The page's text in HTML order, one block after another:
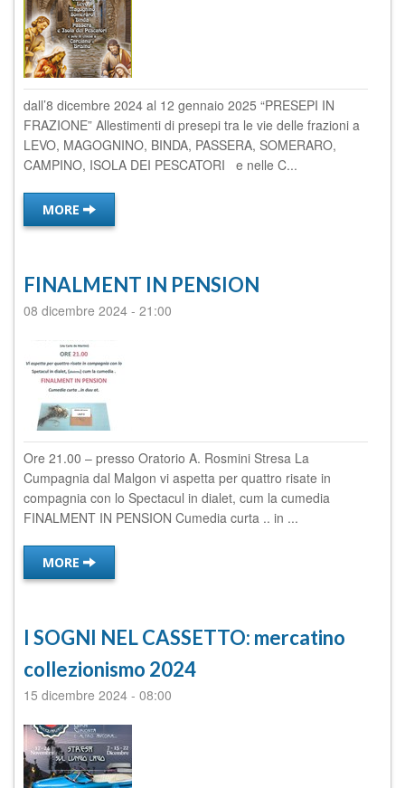
dall’8 dicembre 2024 al 12 gennaio 2025 “PRESEPI IN
FRAZIONE” Allestimenti di presepi tra le vie delle frazioni a
LEVO, MAGOGNINO, BINDA, PASSERA, SOMERARO,
CAMPINO, ISOLA DEI PESCATORI e nelle C...
MORE
FINALMENT IN PENSION
08 dicembre 2024 - 21:00
Ore 21.00 – presso Oratorio A. Rosmini Stresa La
Cumpagnia dal Malgon vi aspetta per quattro risate in
compagnia con lo Spectacul in dialet, cum la cumedia
FINALMENT IN PENSION Cumedia curta .. in ...
MORE
I SOGNI NEL CASSETTO: mercatino
collezionismo 2024
15 dicembre 2024 - 08:00